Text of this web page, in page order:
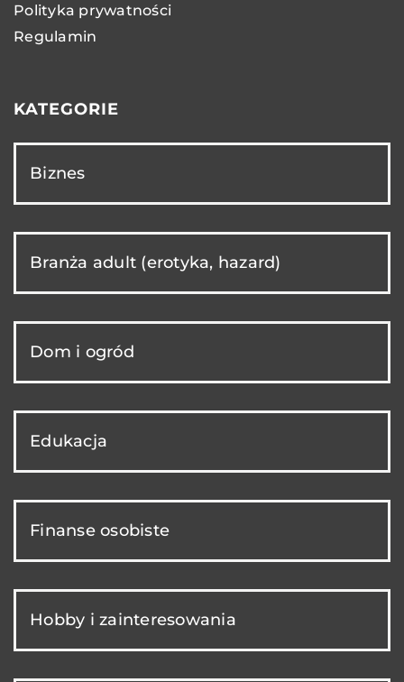
Polityka prywatności
Regulamin
KATEGORIE
Biznes
Branża adult (erotyka, hazard)
Dom i ogród
Edukacja
Finanse osobiste
Hobby i zainteresowania